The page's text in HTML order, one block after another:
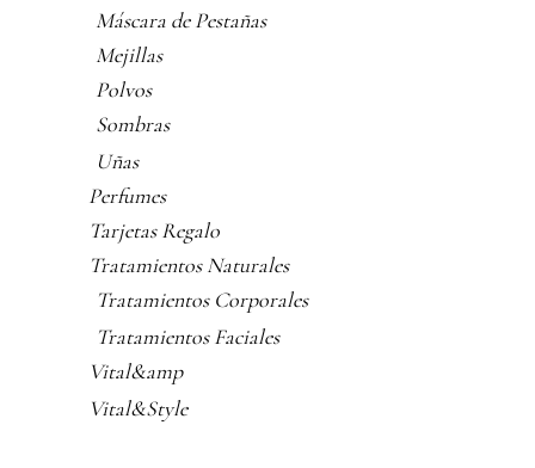
Máscara de Pestañas
Mejillas
Polvos
Sombras
Uñas
Perfumes
Tarjetas Regalo
Tratamientos Naturales
Tratamientos Corporales
Tratamientos Faciales
Vital&amp
Vital&Style